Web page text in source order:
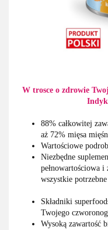
W trosce o zdrowie
88% całkowitej
aż 72% mięsa
Wartościowe
Niezbędne
pełnowartościowa i
wszystkie
Składniki
Twojego
Wysoką zawartość